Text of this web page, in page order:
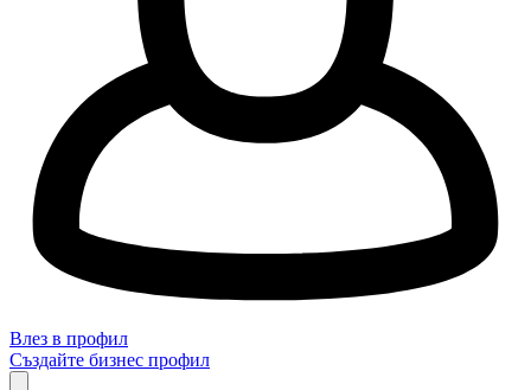
Влез в профил
Създайте бизнес профил